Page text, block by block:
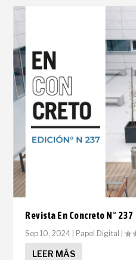
Revista En Concreto N° 237
Sep 10, 2024 Papel Digital |
LEER MÁS